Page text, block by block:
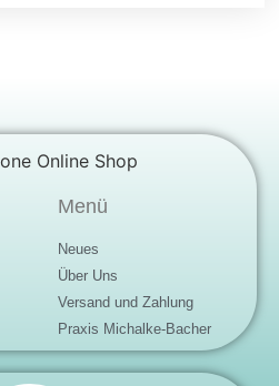
Menü
Neues
Über Uns
Versand und Zahlung
Praxis Michalke-Bacher